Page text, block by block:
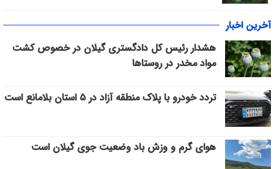
آخرین اخبار
هشدار رئیس کل دادگستری گیلان در خصوص کشت
مواد مخدر در روستاها
تردد خودرو با پلاک منطقه آزاد در ۵ استان بلامانع است
هوای گرم و وزش باد وضعیت جوی گیلان است